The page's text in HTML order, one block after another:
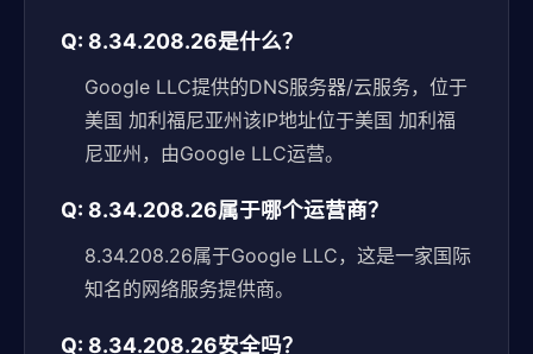
Q: 8.34.208.26是什么？
Google LLC提供的DNS服务器/云服务，位于
美国 加利福尼亚州该IP地址位于美国 加利福
尼亚州，由Google LLC运营。
Q: 8.34.208.26属于哪个运营商？
8.34.208.26属于Google LLC，这是一家国际
知名的网络服务提供商。
Q: 8.34.208.26安全吗？